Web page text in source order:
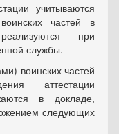
учитываются
частей в
при
службы.
воинских частей
аттестации
в докладе,
следующих